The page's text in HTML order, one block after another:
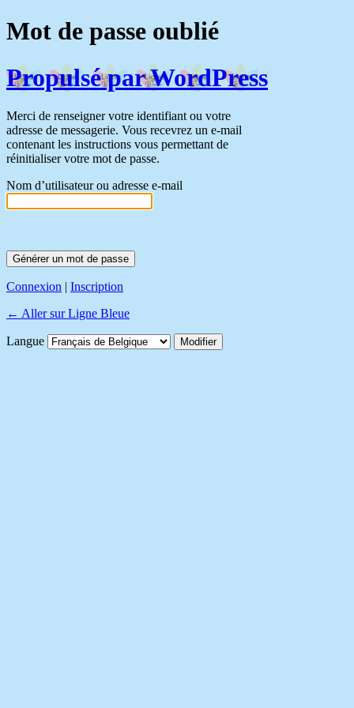
Mot de passe oublié
Propulsé par WordPress
Merci de renseigner votre identifiant ou votre
adresse de messagerie. Vous recevrez un e-mail
contenant les instructions vous permettant de
réinitialiser votre mot de passe.
Nom d’utilisateur ou adresse e-mail
Connexion | Inscription
← Aller sur Ligne Bleue
Langue